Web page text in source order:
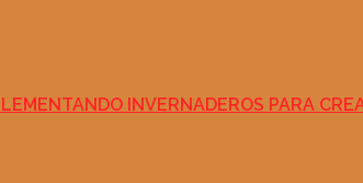
INVERNADEROS PARA